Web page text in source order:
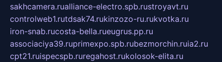
sakhcamera.rualliance-electro.spb.rustroyavt.ru
controlweb1.rutdsak74.rukinzozo-ru.rukvotka.ru
iron-snab.rucosta-bella.rueugrus.pp.ru
associaciya39.ruprimexpo.spb.rubezmorchin.ruia2.ru
cpt21.ruispecspb.ruregahost.rukolosok-elita.ru